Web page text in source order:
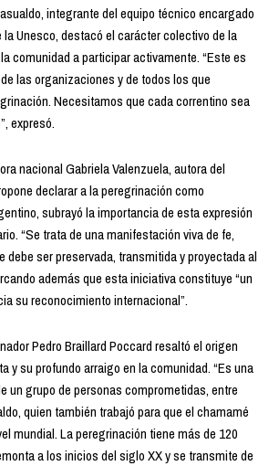
integrante del equipo técnico encargado
Unesco, destacó el carácter colectivo de la
comunidad a participar activamente. “Este es
las organizaciones y de todos los que
Necesitamos que cada correntino sea
expresó.
nacional Gabriela Valenzuela, autora del
declarar a la peregrinación como
subrayó la importancia de esta expresión
“Se trata de una manifestación viva de fe,
debe ser preservada, transmitida y proyectada al
además que esta iniciativa constituye “un
su reconocimiento internacional”.
Pedro Braillard Poccard resaltó el origen
y su profundo arraigo en la comunidad. “Es una
un grupo de personas comprometidas, entre
quien también trabajó para que el chamamé
mundial. La peregrinación tiene más de 120
a los inicios del siglo XX y se transmite de